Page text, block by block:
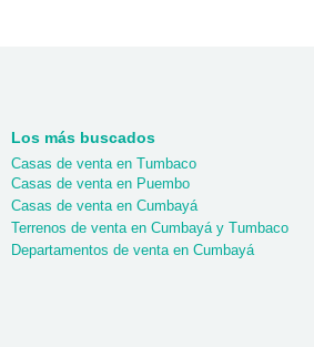
Los más buscados
Casas de venta en Tumbaco
Casas de venta en Puembo
Casas de venta en Cumbayá
Terrenos de venta en Cumbayá y Tumbaco
Departamentos de venta en Cumbayá